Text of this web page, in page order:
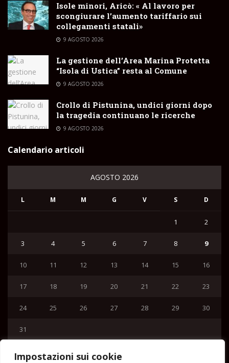
Impostazioni sui cookie
Isole minori, Aricò: « Al lavoro per
scongiurare l’aumento tariffario sui
collegamenti statali»
9 AGOSTO 2026
La gestione dell’Area Marina Protetta
“Isola di Ustica” resta al Comune
9 AGOSTO 2026
Crollo di Pistunina, undici giorni dopo
la tragedia continuano le ricerche
9 AGOSTO 2026
Calendario articoli
AGOSTO 2026
L M M G V S D
1 2
3 4 5 6 7 8 9
10 11 12 13 14 15 16
17 18 19 20 21 22 23
24 25 26 27 28 29 30
31